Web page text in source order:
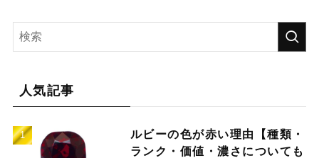
人気記事
ルビーの色が赤い理由【種類・
ランク・価値・濃さについても